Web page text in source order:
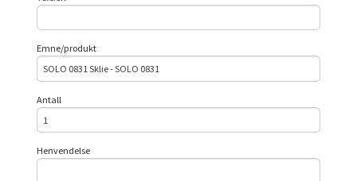
Emne/produkt
Antall
Henvendelse